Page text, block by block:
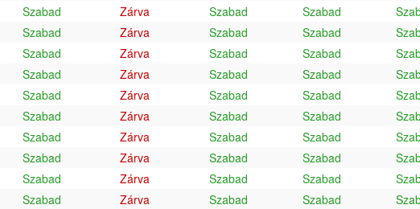
Szabad Zárva Szabad Szabad
Szabad Zárva Szabad Szabad
Szabad Zárva Szabad Szabad
Szabad Zárva Szabad Szabad
Szabad Zárva Szabad Szabad
Szabad Zárva Szabad Szabad
Szabad Zárva Szabad Szabad
Szabad Zárva Szabad Szabad
Szabad Zárva Szabad Szabad
Szabad Zárva Szabad Szabad